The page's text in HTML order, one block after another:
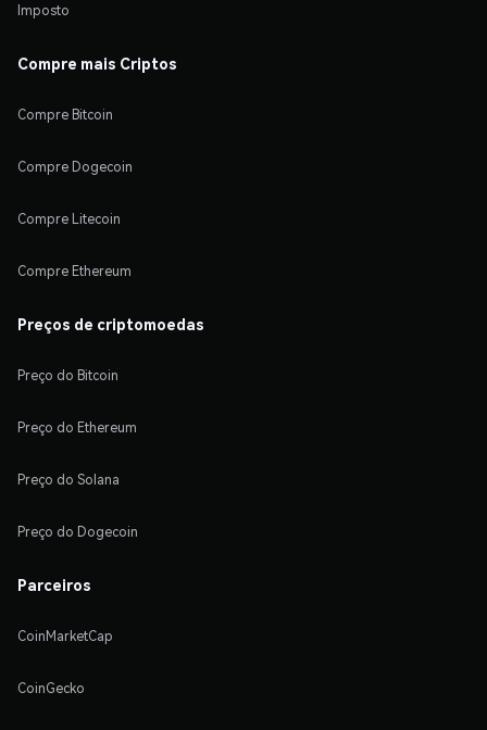
Imposto
Compre mais Criptos
Compre Bitcoin
Compre Dogecoin
Compre Litecoin
Compre Ethereum
Preços de criptomoedas
Preço do Bitcoin
Preço do Ethereum
Preço do Solana
Preço do Dogecoin
Parceiros
CoinMarketCap
CoinGecko